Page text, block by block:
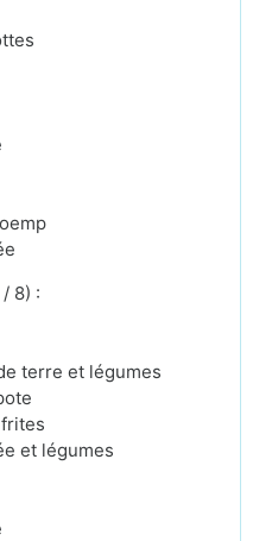
8) :
terre et légumes
et légumes